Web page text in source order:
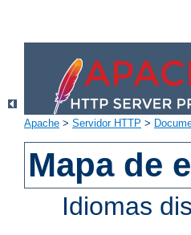
Apache > Servidor HTTP >
Mapa de
Idiomas